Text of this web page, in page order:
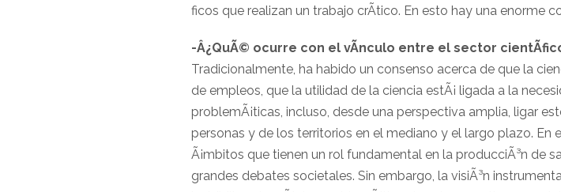
ficos que realizan un trabajo crÃ­tico. En esto hay una enorme
-Â¿QuÃ© ocurre con el vÃ­nculo entre el sector
Tradicionalmente, ha habido un consenso acerca de que la
de empleos, que la utilidad de la ciencia estÃ¡ ligada a la
problemÃ¡ticas, incluso, desde una perspectiva amplia, ligar
personas y de los territorios en el mediano y el largo plazo. En
Ã¡mbitos que tienen un rol fundamental en la producciÃ³n de
grandes debates societales. Sin embargo, la visiÃ³n